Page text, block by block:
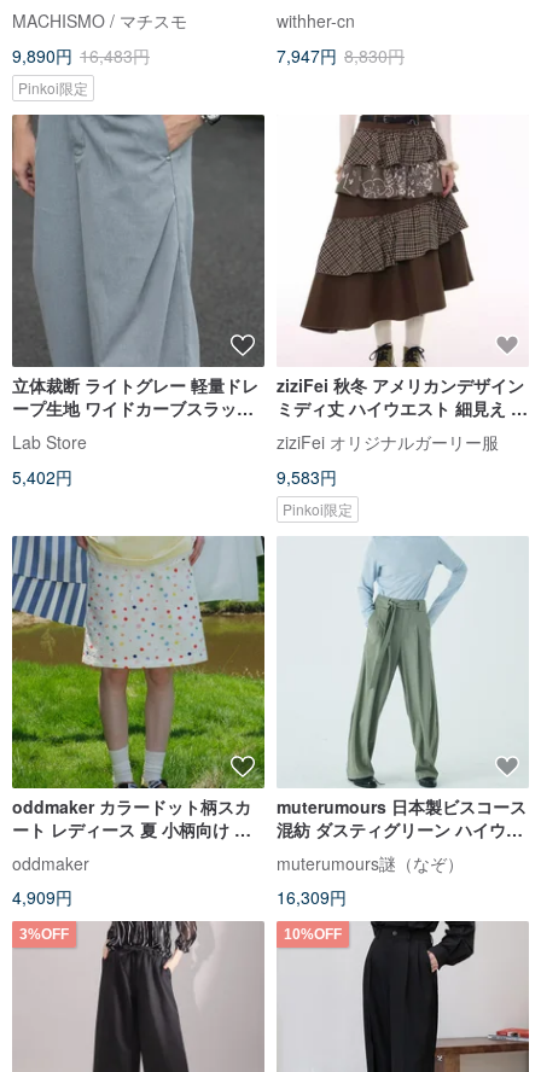
MACHISMO / マチスモ
9,890円 16,483円
Pinkoi限定
withher-cn
7,947円 8,830円
立体裁断 ライトグレー 軽量ドレ
ープ生地 ワイドカーブスラック
ス リラックスカジュアルパンツ
Lab Store
5,402円
ziziFei 秋冬 アメリカンデザイン
ミディ丈 ハイウエスト 細見え 不
規則パッチワーク 茶色 スカート
レディース
ziziFei オリジナルガーリー服
9,583円
Pinkoi限定
oddmaker カラードット柄スカ
ート レディース 夏 小柄向け ハ
イウエスト エレガント Aライン
白 ショート丈
oddmaker
4,909円
muterumours 日本製ビスコース
混紡 ダスティグリーン ハイウエ
スト ワイドパンツ
muterumours謎（なぞ）
16,309円
3%OFF 10%OFF